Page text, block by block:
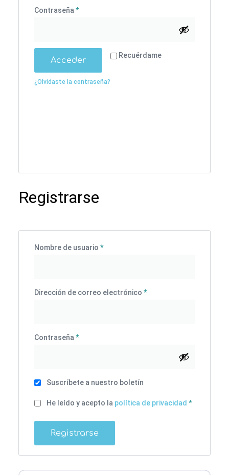
Contraseña *
Recuérdame
Acceder
¿Olvidaste la contraseña?
Registrarse
Nombre de usuario *
Dirección de correo electrónico *
Contraseña *
Suscríbete a nuestro boletín
He leído y acepto la política de privacidad *
Registrarse